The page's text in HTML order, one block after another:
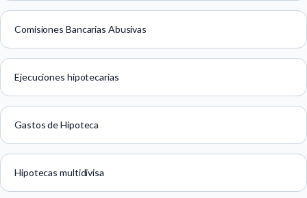
Comisiones Bancarias Abusivas
Ejecuciones hipotecarias
Gastos de Hipoteca
Hipotecas multidivisa